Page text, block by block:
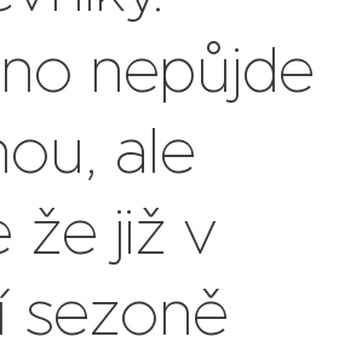
nepůjde
ale
že již v
sezoně